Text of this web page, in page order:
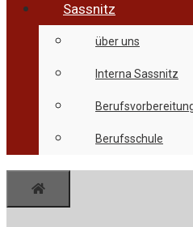
Sassnitz
über uns
Interna Sassnitz
Berufsschule